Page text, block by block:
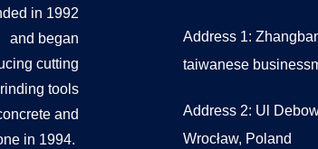
in 1992
and began
cutting
tools
and
in 1994.
Address 1:
taiwanese
Address 2: Ul
Wrocław, Poland